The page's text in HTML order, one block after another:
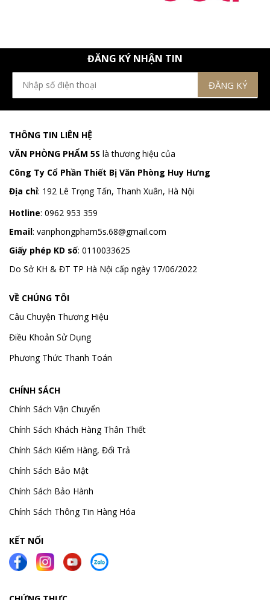
ĐĂNG KÝ NHẬN TIN
THÔNG TIN LIÊN HỆ
VĂN PHÒNG PHẨM 5S là thương hiệu của
Công Ty Cổ Phần Thiết Bị Văn Phòng Huy Hưng
Địa chỉ: 192 Lê Trọng Tấn, Thanh Xuân, Hà Nội
Hotline: 0962 953 359
Email: vanphongpham5s.68@gmail.com
Giấy phép KD số: 0110033625
Do Sở KH & ĐT TP Hà Nội cấp ngày 17/06/2022
VỀ CHÚNG TÔI
Câu Chuyện Thương Hiệu
Điều Khoản Sử Dụng
Phương Thức Thanh Toán
CHÍNH SÁCH
Chính Sách Vận Chuyển
Chính Sách Khách Hàng Thân Thiết
Chính Sách Kiểm Hàng, Đổi Trả
Chính Sách Bảo Mật
Chính Sách Bảo Hành
Chính Sách Thông Tin Hàng Hóa
KẾT NỐI